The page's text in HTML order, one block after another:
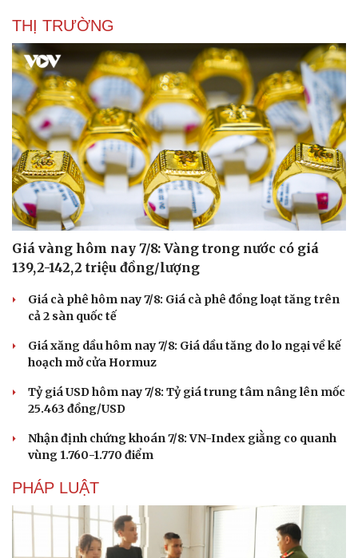
Giải trí
THỊ TRƯỜNG
Giá vàng hôm nay 7/8: Vàng trong nước có giá
139,2-142,2 triệu đồng/lượng
Giá cà phê hôm nay 7/8: Giá cà phê đồng loạt tăng trên
cả 2 sàn quốc tế
Giá xăng dầu hôm nay 7/8: Giá dầu tăng do lo ngại về kế
hoạch mở cửa Hormuz
Tỷ giá USD hôm nay 7/8: Tỷ giá trung tâm nâng lên mốc
25.463 đồng/USD
Nhận định chứng khoán 7/8: VN-Index giằng co quanh
vùng 1.760-1.770 điểm
PHÁP LUẬT